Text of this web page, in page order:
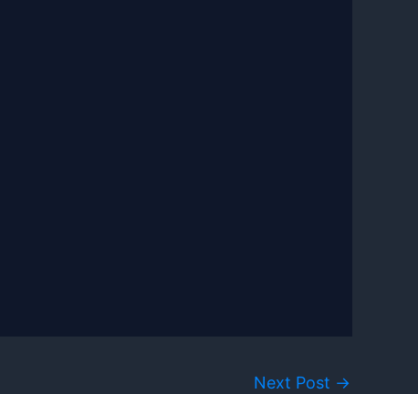
Next Post →